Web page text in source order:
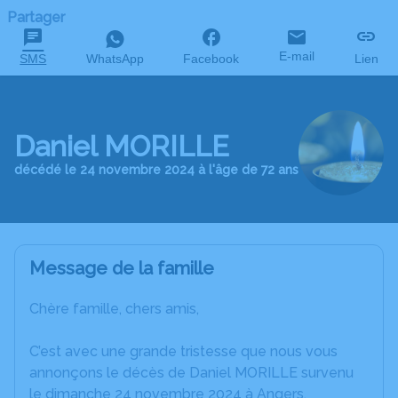
Partager
SMS WhatsApp Facebook E-mail Lien
Daniel MORILLE
décédé le 24 novembre 2024 à l'âge de 72 ans
Message de la famille
Chère famille, chers amis,
C’est avec une grande tristesse que nous vous
annonçons le décès de Daniel MORILLE survenu
le dimanche 24 novembre 2024 à Angers.